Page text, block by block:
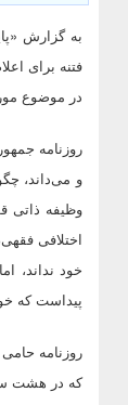
به گزارش
فتنه برای
در موضوع
روزنامه
و می‌داند،
وظیفه ذاتی
اختلافی
خود نداند،
پیداست که
روزنامه
که در هشت